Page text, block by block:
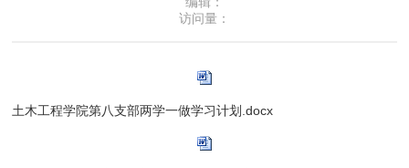
访问量：
土木工程学院第八支部两学一做学习计划.docx